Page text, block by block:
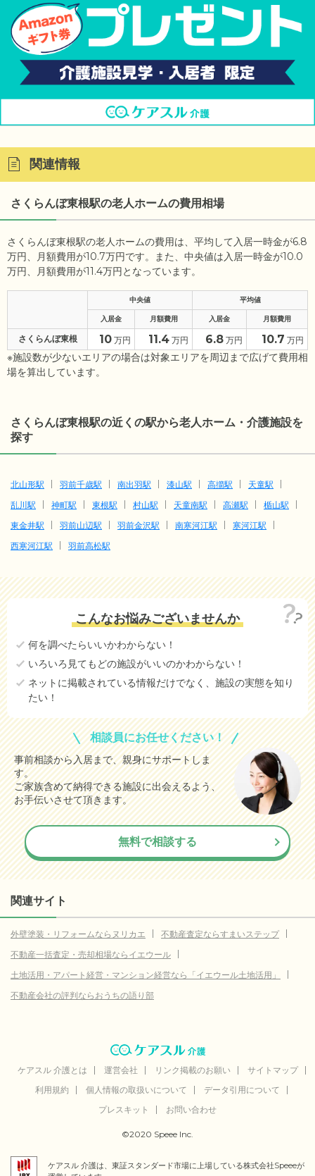
関連情報
さくらんぼ東根駅の老人ホームの費用相場
さくらんぼ東根駅の老人ホームの費用は、平均して入居一時金が6.8
万円、月額費用が10.7万円です。また、中央値は入居一時金が10.0
万円、月額費用が11.4万円となっています。
中央値 平均値
入居金 月額費用 入居金 月額費用
さくらんぼ東根 10 万円 11.4 万円 6.8 万円 10.7 万円
※施設数が少ないエリアの場合は対象エリアを周辺まで広げて費用相
場を算出しています。
さくらんぼ東根駅の近くの駅から老人ホーム・介護施設を
探す
北山形駅 羽前千歳駅 南出羽駅 漆山駅 高擶駅
天童駅
乱川駅
神町駅 東根駅 村山駅 天童南駅 高瀬駅
楯山駅
東金井駅
羽前山辺駅 羽前金沢駅 南寒河江駅
寒河江駅
西寒河江駅
羽前高松駅
こんなお悩みございませんか
何を調べたらいいかわからない！
いろいろ見てもどの施設がいいのかわからない！
ネットに掲載されている情報だけでなく、施設の実態を知り
たい！
相談員にお任せください！
事前相談から入居まで、親身にサポートしま
す。
ご家族含めて納得できる施設に出会えるよう、
お手伝いさせて頂きます。
無料で相談する
関連サイト
外壁塗装・リフォームならヌリカエ
不動産査定ならすまいステップ
不動産一括査定・売却相場ならイエウール
土地活用・アパート経営・マンション経営なら「イエウール土地活用」
不動産会社の評判ならおうちの語り部
ケアスル 介護とは 運営会社 リンク掲載のお願い
サイトマップ
利用規約
個人情報の取扱いについて
データ引用について
プレスキット
お問い合わせ
©2020 Speee Inc.
ケアスル 介護は、東証スタンダード市場に上場している株式会社Speeeが